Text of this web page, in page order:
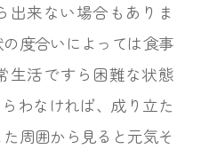
出来ない場合もありま
度合いによっては食事
生活ですら困難な状態
わなければ、成り立た
周囲から見ると元気そ